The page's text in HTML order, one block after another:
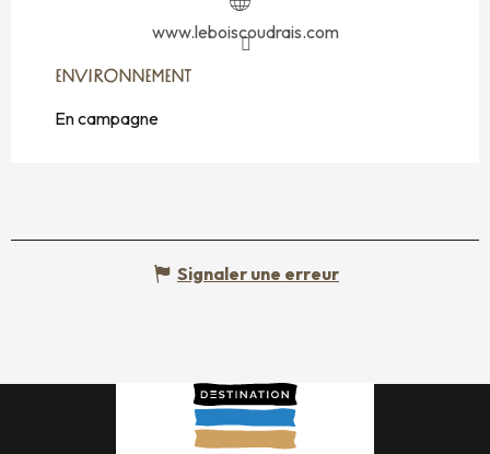
www.leboiscoudrais.com
ENVIRONNEMENT
ENVIRONNEMENT
En campagne
Signaler une erreur